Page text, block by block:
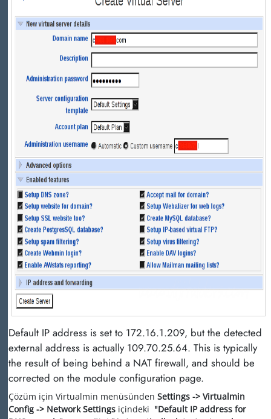
Default IP address is set to 172.16.1.209, but the detected
external address is actually 109.70.25.64. This is typically
the result of being behind a NAT firewall, and should be
corrected on the module configuration page.
Çözüm için Virtualmin menüsünden Settings -> Virtualmin
Config -> Network Settings içindeki "Default IP address for